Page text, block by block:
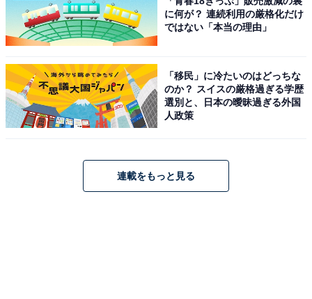
Pioneer「TS-C1740S」
スピーカー セパレート 2ウェイ ハイレゾ対応 カロッツェ
に何が？ 連続利用の厳格化だけ
ではない「本当の理由」
「移民」に冷たいのはどっちな
のか？ スイスの厳格過ぎる学歴
選別と、日本の曖昧過ぎる外国
人政策
連載をもっと見る